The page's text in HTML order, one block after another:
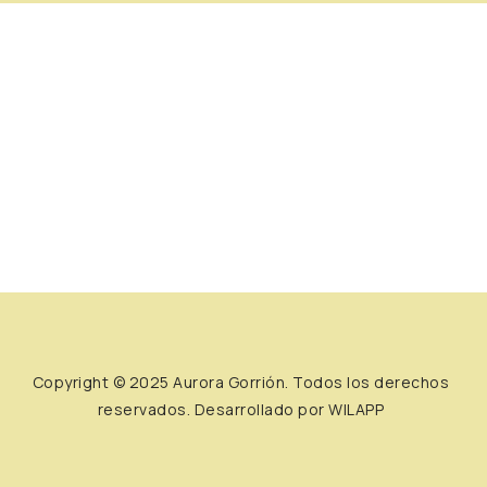
Copyright © 2025 Aurora Gorrión. Todos los derechos
reservados. Desarrollado por WILAPP